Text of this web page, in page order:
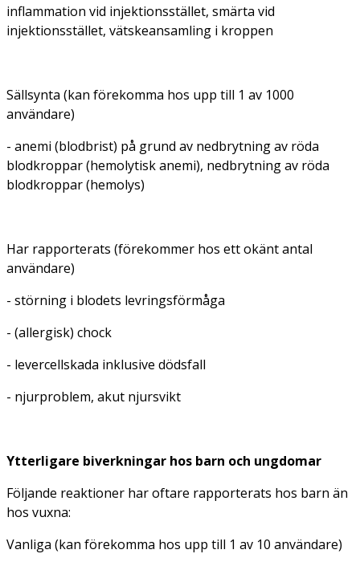
inflammation vid injektionsstället, smärta vid
injektionsstället, vätskeansamling i kroppen
Sällsynta (kan förekomma hos upp till 1 av 1000
användare)
- anemi (blodbrist) på grund av nedbrytning av röda
blodkroppar (hemolytisk anemi), nedbrytning av röda
blodkroppar (hemolys)
Har rapporterats (förekommer hos ett okänt antal
användare)
- störning i blodets levringsförmåga
- (allergisk) chock
- levercellskada inklusive dödsfall
- njurproblem, akut njursvikt
Ytterligare biverkningar hos barn och ungdomar
Följande reaktioner har oftare rapporterats hos barn än
hos vuxna:
Vanliga (kan förekomma hos upp till 1 av 10 användare)